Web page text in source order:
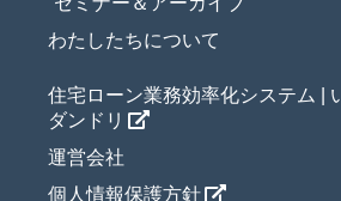
わたしたちについて
住宅ローン業務効率化システム |
ダンドリ
運営会社
個人情報保護方針